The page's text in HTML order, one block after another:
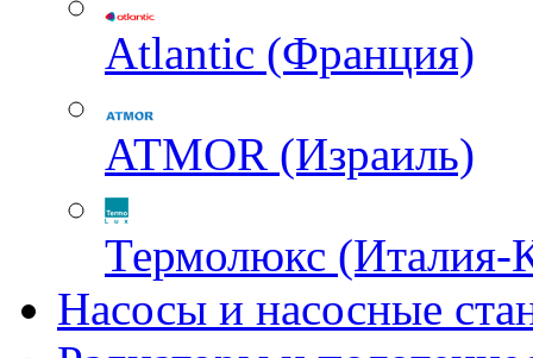
Atlantic (Франция)
ATMOR (Израиль)
Термолюкс (Италия-
Насосы и насосные